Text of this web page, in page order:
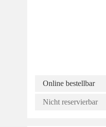
Online bestellbar
Nicht reservierbar